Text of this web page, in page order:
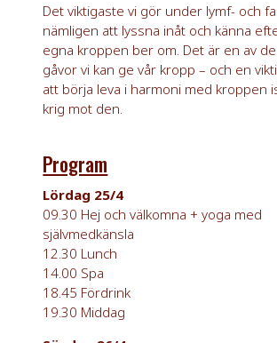
Det viktigaste vi gör under lymf- och
nämligen att lyssna inåt och känna
egna kroppen ber om. Det är en av
gåvor vi kan ge vår kropp – och en
att börja leva i harmoni med kroppen
krig mot den.
Program
Lördag 25/4
09.30 Hej och välkomna + yoga med
självmedkänsla
12.30 Lunch
14.00 Spa
18.45 Fördrink
19.30 Middag